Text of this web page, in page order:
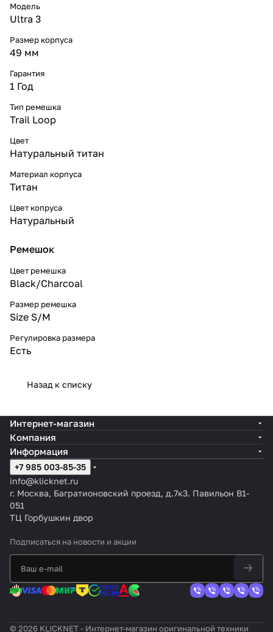
Модель
Ultra 3
Размер корпуса
49 мм
Гарантия
1 Год
Тип ремешка
Trail Loop
Цвет
Натуральный титан
Материал корпуса
Титан
Цвет копруса
Натуральный
Ремешок
Цвет ремешка
Black/Charcoal
Размер ремешка
Size S/M
Регулировка размера
Есть
Назад к списку
Интернет-магазин
Компания
Информация
+7 985 003-85-35
info@klicknet.ru
г. Москва, Багратионовский проезд, д.7к3. Павильон B1-
051
ТЦ Горбушкин двор
Подписаться на новости и акции
© 2026 KLICKNET - Интернет-магазин оригинальной техники